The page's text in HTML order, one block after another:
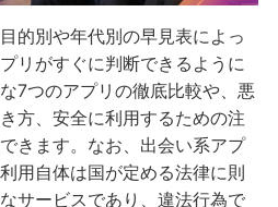
的別や年代別の早見表によっ
リがすぐに判断できるように
7つのアプリの徹底比較や、悪
方、安全に利用するための注
きます。なお、出会い系アプ
用自体は国が定める法律に則
サービスであり、違法行為で